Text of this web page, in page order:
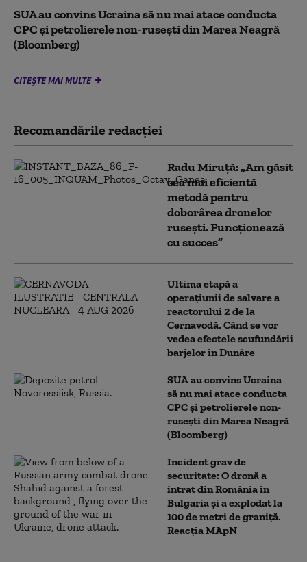
SUA au convins Ucraina să nu mai atace conducta
CPC şi petrolierele non-ruseşti din Marea Neagră
(Bloomberg)
CITEȘTE MAI MULTE
Recomandările redacţiei
Radu Miruță: „Am găsit
cea mai eficientă
metodă pentru
doborârea dronelor
rusești. Funcționează
cu succes”
Ultima etapă a
operațiunii de salvare a
reactorului 2 de la
Cernavodă. Când se vor
vedea efectele scufundării
barjelor în Dunăre
SUA au convins Ucraina
să nu mai atace conducta
CPC şi petrolierele non-
ruseşti din Marea Neagră
(Bloomberg)
Incident grav de
securitate: O dronă a
intrat din România în
Bulgaria şi a explodat la
100 de metri de graniţă.
Reacția MApN